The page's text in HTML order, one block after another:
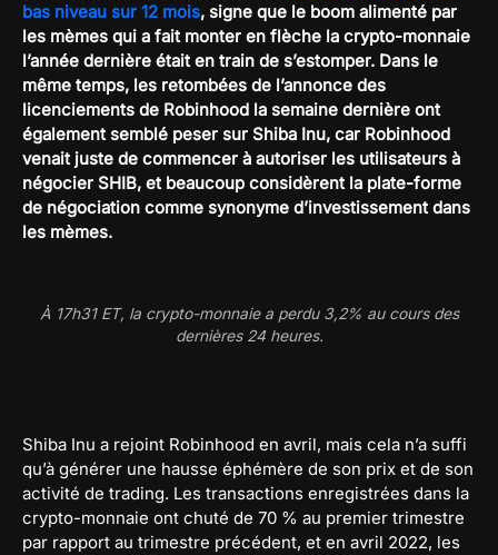
bas niveau sur 12 mois, signe que le boom alimenté par
les mèmes qui a fait monter en flèche la crypto-monnaie
l’année dernière était en train de s’estomper. Dans le
même temps, les retombées de l’annonce des
licenciements de Robinhood la semaine dernière ont
également semblé peser sur Shiba Inu, car Robinhood
venait juste de commencer à autoriser les utilisateurs à
négocier SHIB, et beaucoup considèrent la plate-forme
de négociation comme synonyme d’investissement dans
les mèmes.
À 17h31 ET, la crypto-monnaie a perdu 3,2% au cours des
dernières 24 heures.
Shiba Inu a rejoint Robinhood en avril, mais cela n’a suffi
qu’à générer une hausse éphémère de son prix et de son
activité de trading. Les transactions enregistrées dans la
crypto-monnaie ont chuté de 70 % au premier trimestre
par rapport au trimestre précédent, et en avril 2022, les